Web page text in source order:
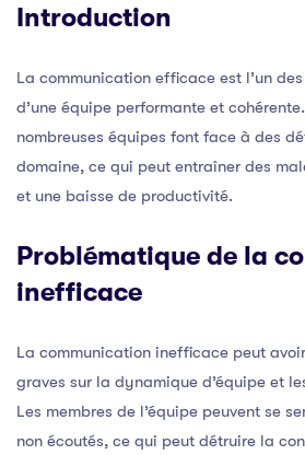
Introduction
La communication efficace est l’un
d’une équipe performante et
nombreuses équipes font face à des
domaine, ce qui peut entraîner des
et une baisse de productivité.
Problématique de la
inefficace
La communication inefficace peut
graves sur la dynamique d’équipe et
Les membres de l’équipe peuvent se
non écoutés, ce qui peut détruire la